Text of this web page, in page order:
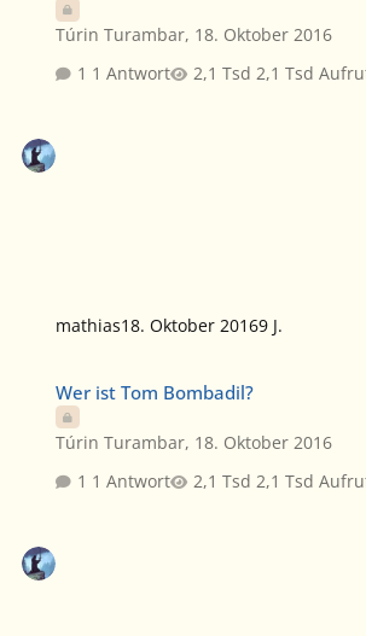
Túrin Turambar, 18. Oktober 2016
1 Antwort
2,1 Tsd
mathias18. Oktober 20169 J.
Wer ist Tom Bombadil?
Túrin Turambar, 18. Oktober 2016
1 Antwort
2,1 Tsd